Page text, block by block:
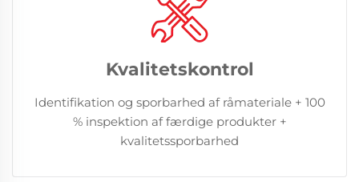
Kvalitetskontrol
Identifikation og sporbarhed af råmateriale + 100
% inspektion af færdige produkter +
kvalitetssporbarhed